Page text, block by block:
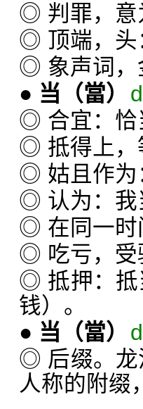
◎ 判罪，意
◎ 顶端，头
◎ 象声词，
● 当 （當）
◎ 合宜：恰
◎ 抵得上，
◎ 姑且作为
◎ 认为：我
◎ 在同一时
◎ 吃亏，受
◎ 抵押：抵
钱）。
● 当 （當）
◎ 后缀。龙
人称的附缀